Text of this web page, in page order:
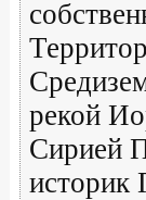
рекой
Сирией
историк